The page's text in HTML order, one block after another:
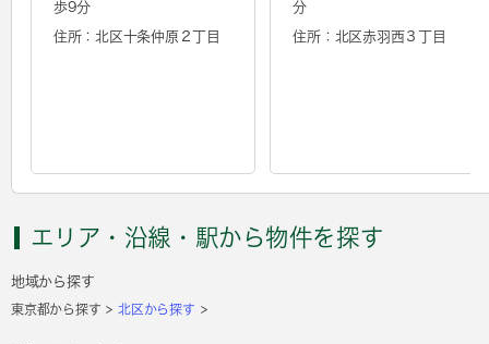
歩9分
住所：北区十条仲原２丁目
分
住所：北区赤羽西３丁目
エリア・沿線・駅から物件を探す
地域から探す
東京都から探す 北区から探す